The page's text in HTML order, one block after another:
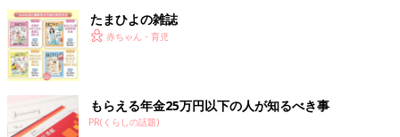
は嬉しいですね！アルファベットが書いてあるので、英語を読み
ながらパズルをするのも楽しそうですよね♪
ズ5選
ダイソーでは粘土や粘土遊びに使える型などの
グッズがお子さんに大人気！ ついつい夢中にな
たまひよの雑誌
赤ちゃん・育児
もらえる年金25万円以下の人が知るべき事
PR(くらしの話題)